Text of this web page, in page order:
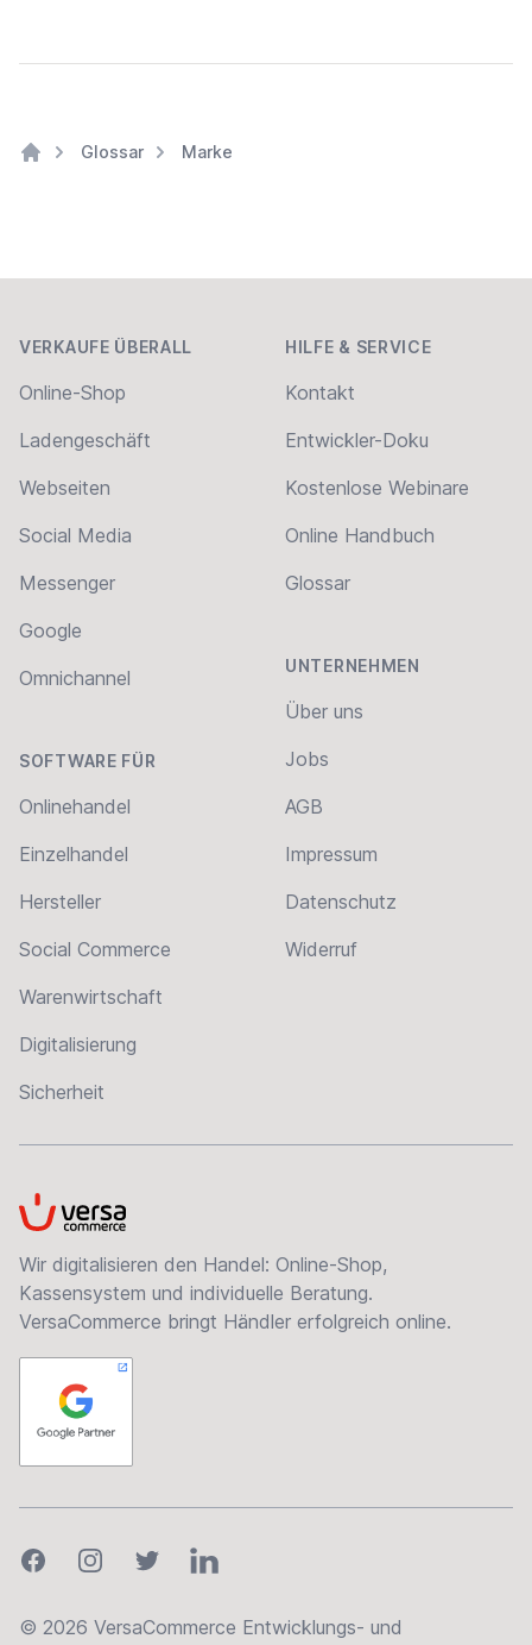
Glossar Marke
VERKAUFE ÜBERALL
Online-Shop
Ladengeschäft
Webseiten
Social Media
Messenger
Google
Omnichannel
SOFTWARE FÜR
Onlinehandel
Einzelhandel
Hersteller
Social Commerce
Warenwirtschaft
Digitalisierung
Sicherheit
HILFE & SERVICE
Kontakt
Entwickler-Doku
Kostenlose Webinare
Online Handbuch
Glossar
UNTERNEHMEN
Über uns
Jobs
AGB
Impressum
Datenschutz
Widerruf
VersaCommerce
Wir digitalisieren den Handel: Online-Shop,
Kassensystem und individuelle Beratung.
VersaCommerce bringt Händler erfolgreich online.
FacebookInstagramTwitterLinkedIn
© 2026 VersaCommerce Entwicklungs- und